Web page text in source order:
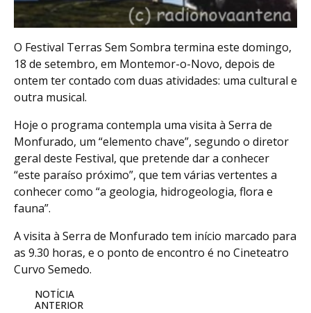
O Festival Terras Sem Sombra termina este domingo,
18 de setembro, em Montemor-o-Novo, depois de
ontem ter contado com duas atividades: uma cultural e
outra musical.
Hoje o programa contempla uma visita à Serra de
Monfurado, um “elemento chave”, segundo o diretor
geral deste Festival, que pretende dar a conhecer
“este paraíso próximo”, que tem várias vertentes a
conhecer como “a geologia, hidrogeologia, flora e
fauna”.
A visita à Serra de Monfurado tem início marcado para
as 9.30 horas, e o ponto de encontro é no Cineteatro
Curvo Semedo.
NOTÍCIA
ANTERIOR